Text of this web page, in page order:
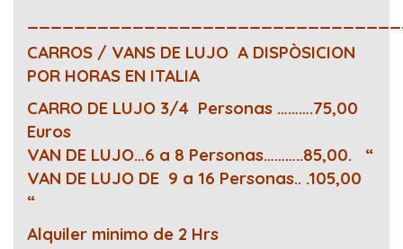
CARROS / VANS DE LUJO A DISPÒSICION
POR HORAS EN ITALIA
CARRO DE LUJO 3/4 Personas ……….75,00
Euros
VAN DE LUJO…6 a 8 Personas………..85,00. “
VAN DE LUJO DE 9 a 16 Personas.. .105,00
“
Alquiler minimo de 2 Hrs